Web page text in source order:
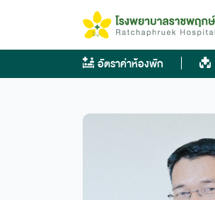
content
อัตราค่าห้องพัก